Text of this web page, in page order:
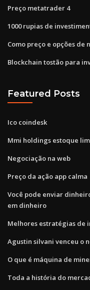
Preço metatrader 4
1000 rupias de
Como preço e opções de
Blockchain tostão para
Featured Posts
Ico coindesk
Mmi holdings estoque
Negociação na web
Preço da ação app calma
Você pode enviar
em dinheiro
Melhores estratégias de
Agustin silvani venceu o
O que é máquina de
Toda a história do